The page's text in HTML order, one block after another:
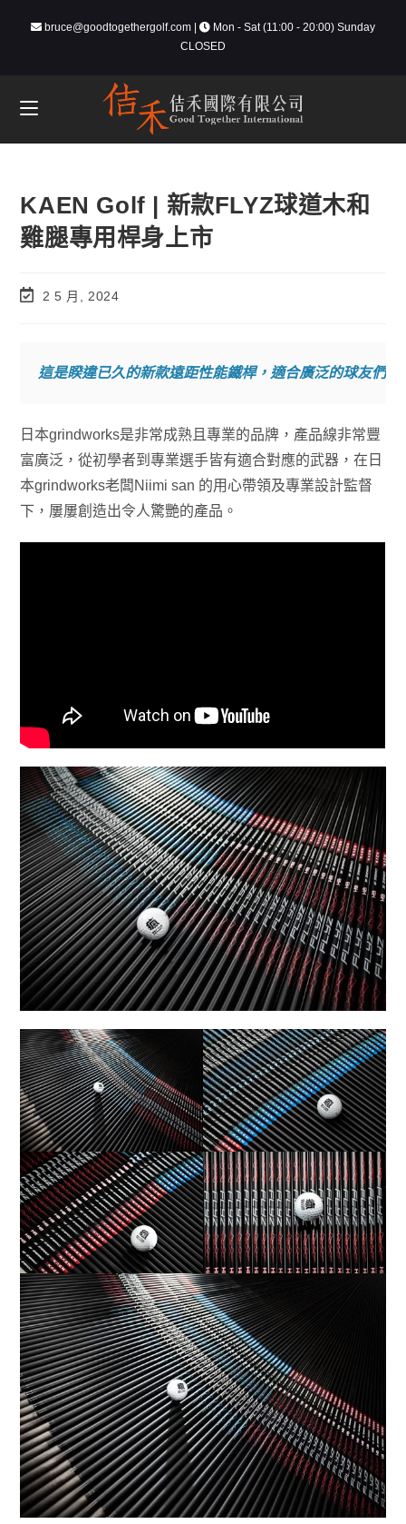
bruce@goodtogethergolf.com
Mon - Sat (11:00 - 20:00) Sunday
CLOSED
KAEN Golf​ | 新款FLYZ球道木和
雞腿專用桿身上市
2 5 月, 2024
這是睽違已久的新款遠距性能鐵桿，適合廣泛的球友們
日本grindworks是非常成熟且專業的品牌，產品線非常豐
富廣泛，從初學者到專業選手皆有適合對應的武器，在日
本grindworks老闆Niimi san 的用心帶領及專業設計監督
下，屢屢創造出令人驚艷的產品。